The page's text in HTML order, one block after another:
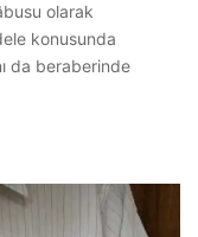
olarak
konusunda
da beraberinde